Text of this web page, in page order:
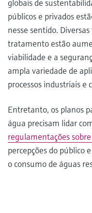
globais de
públicos e privados
nesse sentido.
tratamento estão
viabilidade e a
ampla variedade de
processos industriais e
Entretanto, os planos
água precisam lidar
regulamentações
percepções do público
o consumo de águas